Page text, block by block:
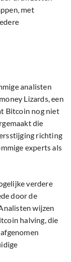
met
analisten
Lizards, een
Bitcoin nog niet
die
richting
experts als
verdere
door de
wijzen
halving, die